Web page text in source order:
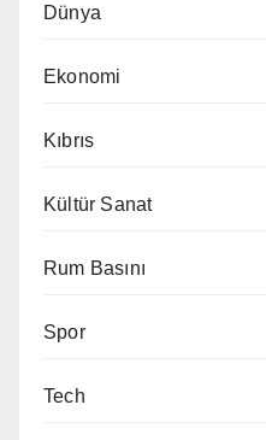
Dünya
Ekonomi
Kıbrıs
Kültür Sanat
Rum Basını
Spor
Tech